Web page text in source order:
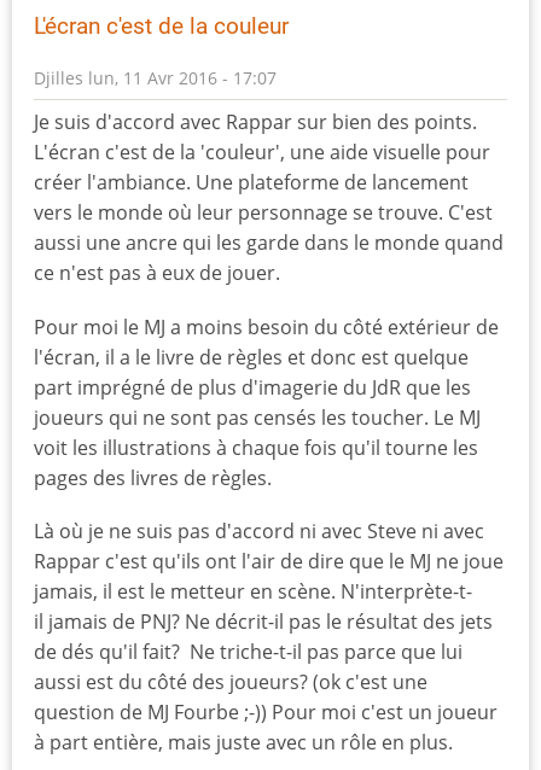
L'écran c'est de la couleur
Djilles lun, 11 Avr 2016 - 17:07
Je suis d'accord avec Rappar sur bien des points.
L'écran c'est de la 'couleur', une aide visuelle pour
créer l'ambiance. Une plateforme de lancement
vers le monde où leur personnage se trouve. C'est
aussi une ancre qui les garde dans le monde quand
ce n'est pas à eux de jouer.
Pour moi le MJ a moins besoin du côté extérieur de
l'écran, il a le livre de règles et donc est quelque
part imprégné de plus d'imagerie du JdR que les
joueurs qui ne sont pas censés les toucher. Le MJ
voit les illustrations à chaque fois qu'il tourne les
pages des livres de règles.
Là où je ne suis pas d'accord ni avec Steve ni avec
Rappar c'est qu'ils ont l'air de dire que le MJ ne joue
jamais, il est le metteur en scène. N'interprète-t-
il jamais de PNJ? Ne décrit-il pas le résultat des jets
de dés qu'il fait? Ne triche-t-il pas parce que lui
aussi est du côté des joueurs? (ok c'est une
question de MJ Fourbe ;-)) Pour moi c'est un joueur
à part entière, mais juste avec un rôle en plus.